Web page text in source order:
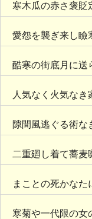
寒木瓜の赤さ褒貶
愛怨を襲ぎ来し瞼
酷寒の街底月に送
人気なく火気なき
隙間風逃ぐる術な
二重廻し着て蕎麦
まことの死かなた
寒菊や一代限の女